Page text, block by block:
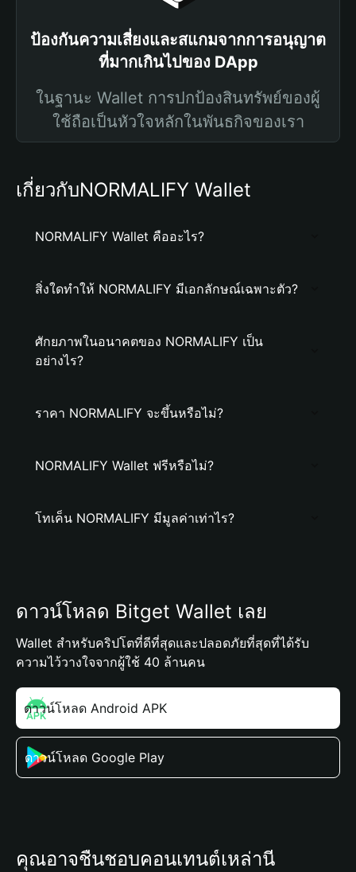
ป้องกันความเสี่ยงและสแกมจากการอนุญาต
ที่มากเกินไปของ DApp
ในฐานะ Wallet การปกป้องสินทรัพย์ของผู้
ใช้ถือเป็นหัวใจหลักในพันธกิจของเรา
เกี่ยวกับNORMALIFY Wallet
NORMALIFY Wallet คืออะไร?
สิ่งใดทำให้ NORMALIFY มีเอกลักษณ์เฉพาะตัว?
ศักยภาพในอนาคตของ NORMALIFY เป็น
อย่างไร?
ราคา NORMALIFY จะขึ้นหรือไม่?
NORMALIFY Wallet ฟรีหรือไม่?
โทเค็น NORMALIFY มีมูลค่าเท่าไร?
ดาวน์โหลด Bitget Wallet เลย
Wallet สำหรับคริปโตที่ดีที่สุดและปลอดภัยที่สุดที่ได้รับ
ความไว้วางใจจากผู้ใช้ 40 ล้านคน
ดาวน์โหลด Android APK
ดาวน์โหลด Google Play
คุณอาจชื่นชอบคอนเทนต์เหล่านี้